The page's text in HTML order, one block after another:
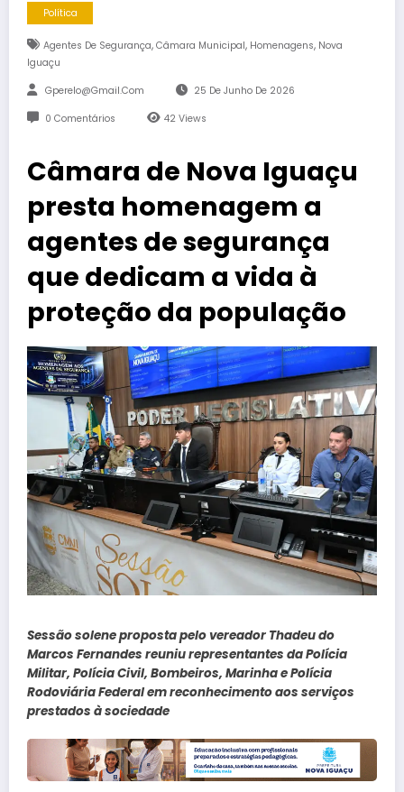
Política
Agentes De Segurança, Câmara Municipal, Homenagens, Nova
Iguaçu
Gperelo@gmail.com 25 De Junho De 2026
0 Comentários 42 Views
Câmara de Nova Iguaçu
presta homenagem a
agentes de segurança
que dedicam a vida à
proteção da população
Sessão solene proposta pelo vereador Thadeu do
Marcos Fernandes reuniu representantes da Polícia
Militar, Polícia Civil, Bombeiros, Marinha e Polícia
Rodoviária Federal em reconhecimento aos serviços
prestados à sociedade